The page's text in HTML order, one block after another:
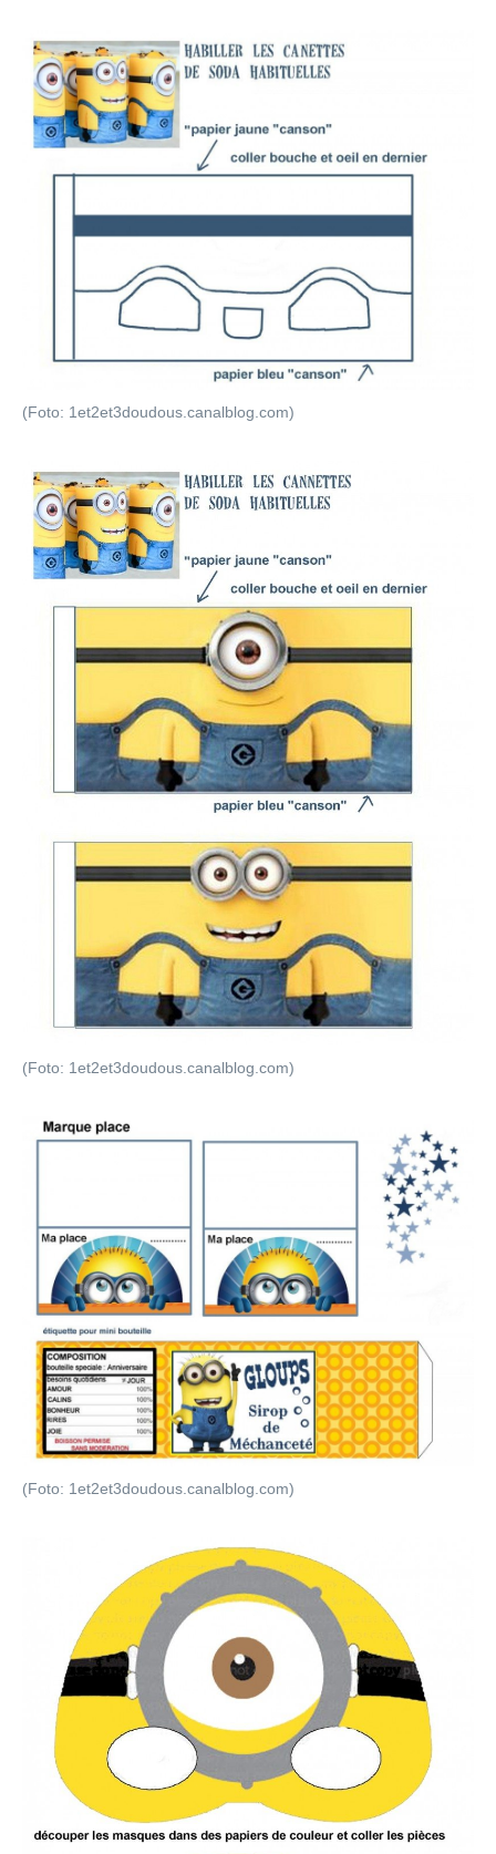
(Foto: 1et2et3doudous.canalblog.com)
(Foto: 1et2et3doudous.canalblog.com)
(Foto: 1et2et3doudous.canalblog.com)